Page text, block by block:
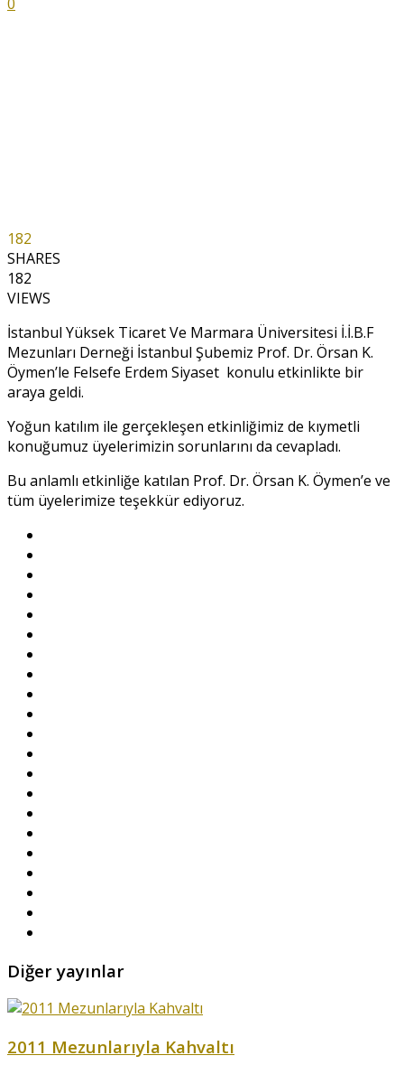
182
SHARES
182
VIEWS
İstanbul Yüksek Ticaret Ve Marmara Üniversitesi İ.İ.B.F
Mezunları Derneği İstanbul Şubemiz Prof. Dr. Örsan K.
Öymen’le Felsefe Erdem Siyaset konulu etkinlikte bir
araya geldi.
Yoğun katılım ile gerçekleşen etkinliğimiz de kıymetli
konuğumuz üyelerimizin sorunlarını da cevapladı.
Bu anlamlı etkinliğe katılan Prof. Dr. Örsan K. Öymen’e ve
tüm üyelerimize teşekkür ediyoruz.
Diğer yayınlar
2011 Mezunlarıyla Kahvaltı